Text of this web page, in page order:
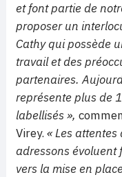
et font partie de
proposer un
Cathy qui possède
travail et des
partenaires.
représente plus de
labellisés »,
Virey. « Les
adressons
vers la mise en